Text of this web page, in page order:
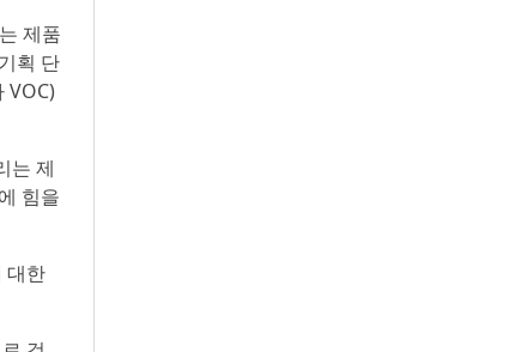
제품
획 단
VOC)
는 제
힘을
대한